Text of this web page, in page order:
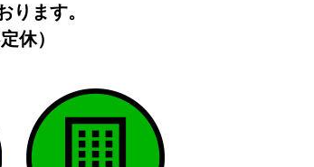
ります。
休）